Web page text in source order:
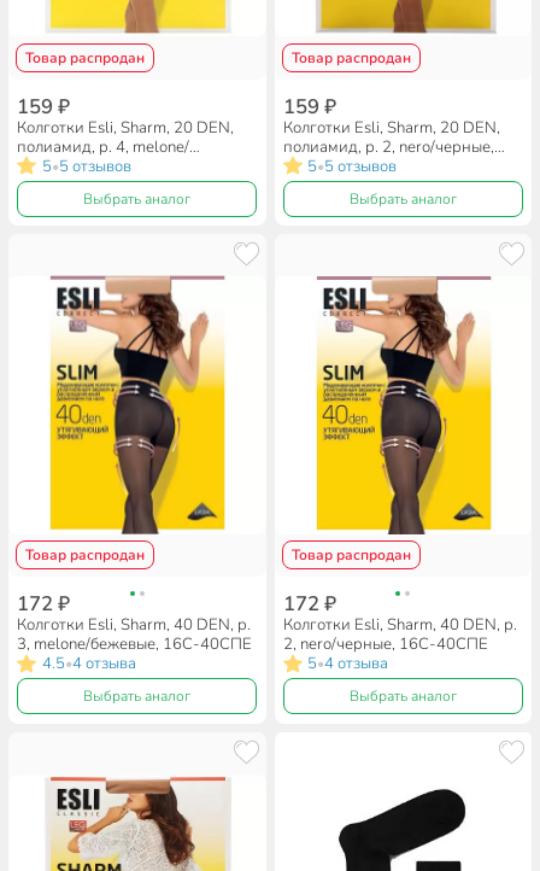
Товар распродан
159 ₽
Колготки Esli, Sharm, 20 DEN,
полиамид, р. 4, melone/
бежевые, 16С-41СПЕ
5•5 отзывов
Выбрать аналог
Товар распродан
159 ₽
Колготки Esli, Sharm, 20 DEN,
полиамид, р. 2, nero/черные,
16С-41СПЕ
5•5 отзывов
Выбрать аналог
Товар распродан
172 ₽
Колготки Esli, Sharm, 40 DEN, р.
3, melone/бежевые, 16С-40СПЕ
4.5•4 отзыва
Выбрать аналог
Товар распродан
172 ₽
Колготки Esli, Sharm, 40 DEN, р.
2, nero/черные, 16С-40СПЕ
5•4 отзыва
Выбрать аналог